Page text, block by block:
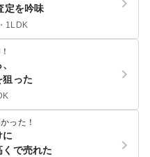
定を吟味
1LDK
狙った
った！
に
で売れた